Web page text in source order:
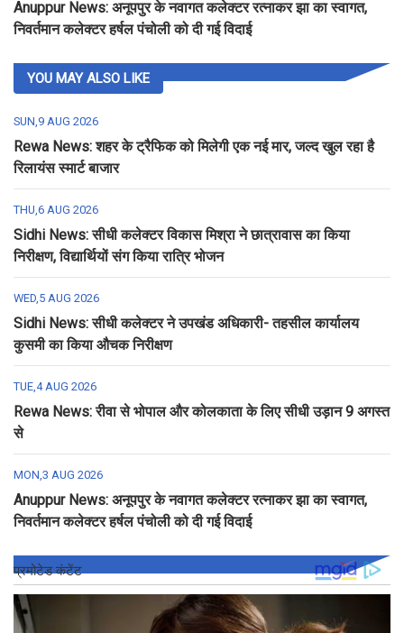
Anuppur News: अनूपपुर के नवागत कलेक्टर रत्नाकर झा का स्वागत,
निवर्तमान कलेक्टर हर्षल पंचोली को दी गई विदाई
YOU MAY ALSO LIKE
SUN,9 AUG 2026
Rewa News: शहर के ट्रैफिक को मिलेगी एक नई मार, जल्द खुल रहा है
रिलायंस स्मार्ट बाजार
THU,6 AUG 2026
Sidhi News: सीधी कलेक्टर विकास मिश्रा ने छात्रावास का किया
निरीक्षण, विद्यार्थियों संग किया रात्रि भोजन
WED,5 AUG 2026
Sidhi News: सीधी कलेक्टर ने उपखंड अधिकारी- तहसील कार्यालय
कुसमी का किया औचक निरीक्षण
TUE,4 AUG 2026
Rewa News: रीवा से भोपाल और कोलकाता के लिए सीधी उड़ान 9 अगस्त
से
MON,3 AUG 2026
Anuppur News: अनूपपुर के नवागत कलेक्टर रत्नाकर झा का स्वागत,
निवर्तमान कलेक्टर हर्षल पंचोली को दी गई विदाई